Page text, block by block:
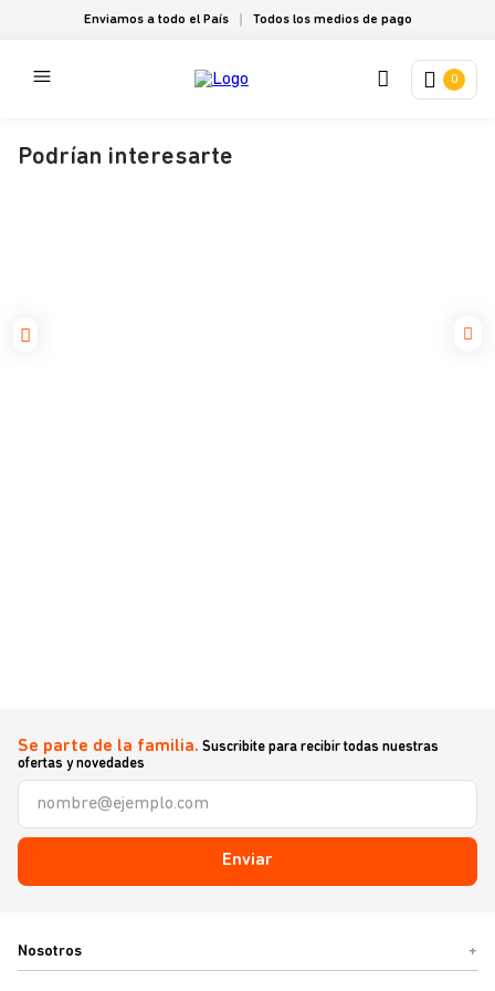
Enviamos a todo el País Todos los medios de pago
0
Podrían interesarte
Se parte de la familia. Suscribite para recibir todas nuestras
ofertas y novedades
Enviar
Nosotros +